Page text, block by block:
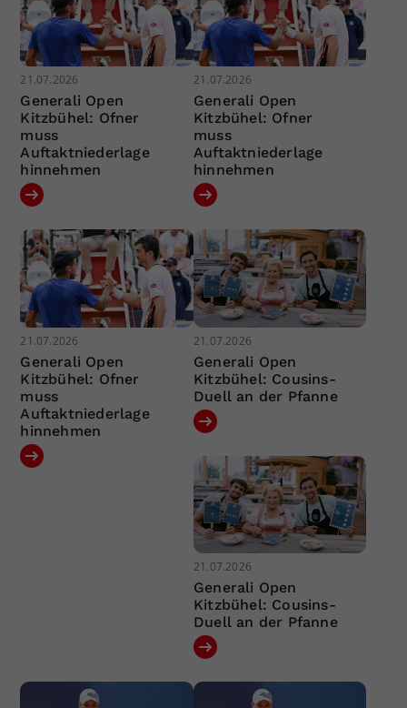
21.07.2026
Generali Open
Kitzbühel: Ofner
muss
Auftaktniederlage
hinnehmen
21.07.2026
Generali Open
Kitzbühel: Ofner
muss
Auftaktniederlage
hinnehmen
21.07.2026
Generali Open
Kitzbühel: Ofner
muss
Auftaktniederlage
hinnehmen
21.07.2026
Generali Open
Kitzbühel: Cousins-
Duell an der Pfanne
21.07.2026
Generali Open
Kitzbühel: Cousins-
Duell an der Pfanne